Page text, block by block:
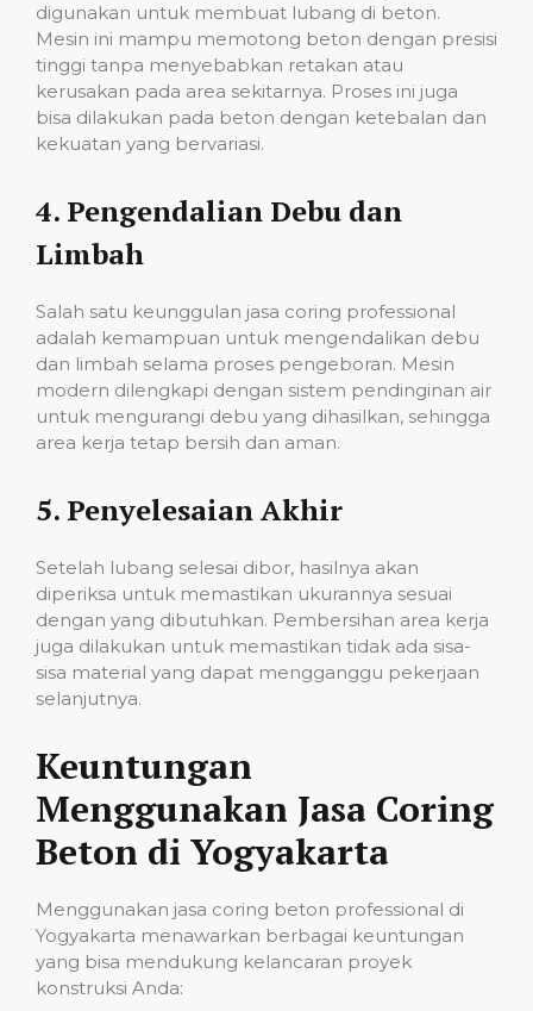
digunakan untuk membuat lubang di beton.
Mesin ini mampu memotong beton dengan presisi
tinggi tanpa menyebabkan retakan atau
kerusakan pada area sekitarnya. Proses ini juga
bisa dilakukan pada beton dengan ketebalan dan
kekuatan yang bervariasi.
4. Pengendalian Debu dan
Limbah
Salah satu keunggulan jasa coring professional
adalah kemampuan untuk mengendalikan debu
dan limbah selama proses pengeboran. Mesin
modern dilengkapi dengan sistem pendinginan air
untuk mengurangi debu yang dihasilkan, sehingga
area kerja tetap bersih dan aman.
5. Penyelesaian Akhir
Setelah lubang selesai dibor, hasilnya akan
diperiksa untuk memastikan ukurannya sesuai
dengan yang dibutuhkan. Pembersihan area kerja
juga dilakukan untuk memastikan tidak ada sisa-
sisa material yang dapat mengganggu pekerjaan
selanjutnya.
Keuntungan
Menggunakan Jasa Coring
Beton di Yogyakarta
Menggunakan jasa coring beton professional di
Yogyakarta menawarkan berbagai keuntungan
yang bisa mendukung kelancaran proyek
konstruksi Anda: